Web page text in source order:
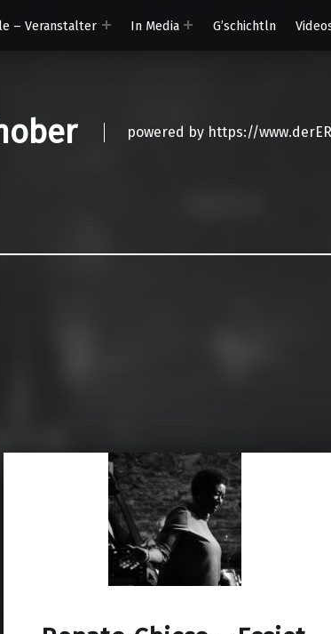
– Veranstalter In Media G’schichtln
powered by https://